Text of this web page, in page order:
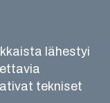
lähestyi
tekniset